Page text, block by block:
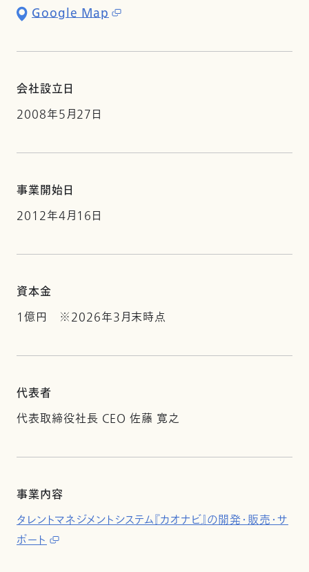
Google Map
会社設立日
2008年5月27日
事業開始日
2012年4月16日
資本金
1億円 ※2026年3月末時点
代表者
代表取締役社長 CEO 佐藤 寛之
事業内容
タレントマネジメントシステム『カオナビ』の開発・販売・サ
ポート